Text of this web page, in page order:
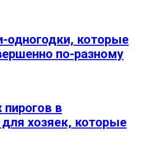
одногодки, которые
по-разному
в
хозяек, которые